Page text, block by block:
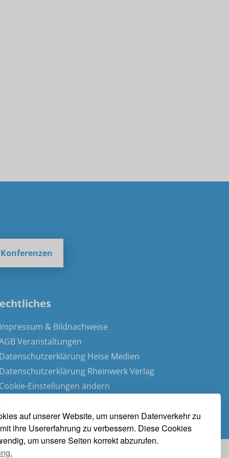
auf unserer Website, um unseren Datenverkehr zu
ihre Usererfahrung zu verbessern. Diese Cookies
um unsere Seiten korrekt abzurufen.
& Bildnachweise
Veranstaltungen
Heise Medien
Rheinwerk Verlag
Einstellungen ändern
Vertrag widerrufen